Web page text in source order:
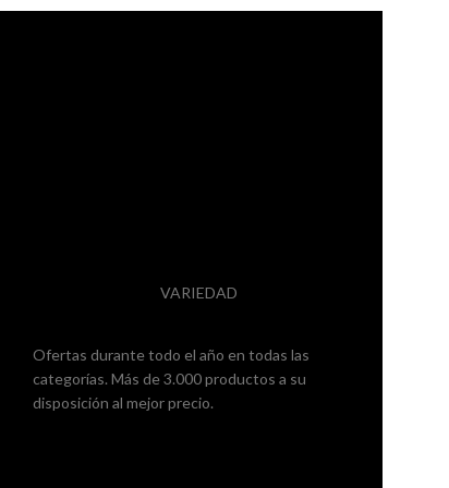
VARIEDAD
Ofertas durante todo el año en todas las
categorías. Más de 3.000 productos a su
disposición al mejor precio.